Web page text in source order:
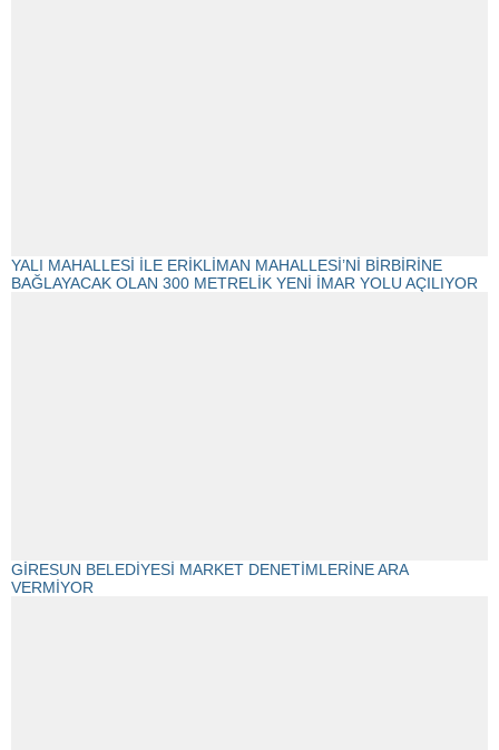
YALI MAHALLESİ İLE ERİKLİMAN MAHALLESİ’Nİ BİRBİRİNE
BAĞLAYACAK OLAN 300 METRELİK YENİ İMAR YOLU AÇILIYOR
GİRESUN BELEDİYESİ MARKET DENETİMLERİNE ARA
VERMİYOR